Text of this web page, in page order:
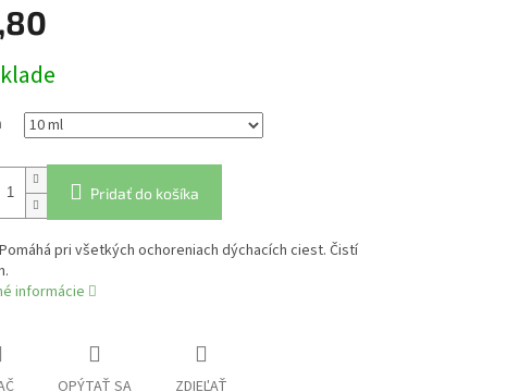
Pridať do košíka
pri všetkých ochoreniach dýchacích ciest. Čistí
informácie
OPÝTAŤ SA ZDIEĽAŤ